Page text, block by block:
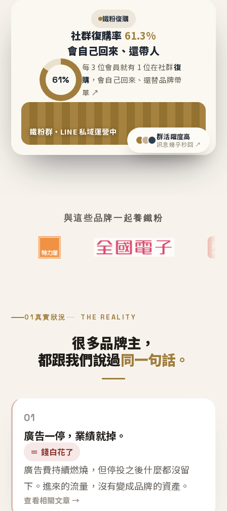
鐵粉復購
社群復購率 61.3%
會自己回來、還帶人
61%
每 3 位會員就有 1 位在社群復
購 ，會自己回來、還替品牌帶
單 ↗
鐵粉群・LINE 私域運營中 群活躍度高
訊息幾乎秒回 ↗
與這些品牌一起養鐵粉
01 真實狀況 THE REALITY
很多品牌主，
都跟我們說過同一句話。
01
廣告一停，業績就掉。
＝ 錢白花了
廣告費持續燃燒，但停投之後什麼都沒留
下。進來的流量，沒有變成品牌的資產。
查看相關文章 →